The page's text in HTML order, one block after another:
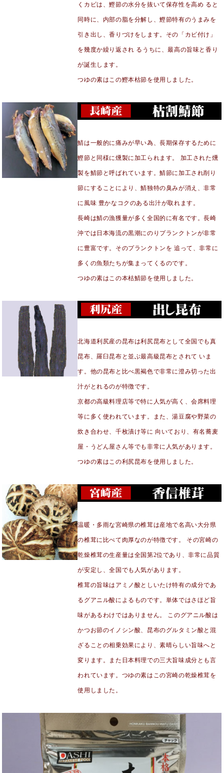
くカビは、鰹節の水分を抜いて保存性を高め ると
同時に、内部の脂を分解し、鰹節特有のうまみを
引き出し、香りづけをします。その「カビ付け」
を幾度か繰り返され るうちに、最高の旨味と香り
が誕生します。
つゆの素はこの鰹本枯節を使用しました。
鯖は一般的に痛みが早い為、長期保存するために
鰹節と同様に燻製に加工られます。 加工された燻
製を鯖節と呼ばれています。鯖節に加工され削り
節にすることにより、鯖独特の臭みが消え、非常
に風味 豊かなコクのある出汁が取れます。
長崎は鯖の漁獲量が多く全国的に有名です。長崎
沖では日本海流の黒潮にのりプランクトンが非常
に豊富です。そのプランクトンを 追って、非常に
多くの魚類たちが集まってくるのです。
つゆの素はこの本枯鯖節を使用しました。
北海道利尻産の昆布は利尻昆布として全国でも真
昆布、羅臼昆布と並ぶ最高級昆布とされて いま
す。他の昆布と比べ黒褐色で非常に澄み切った出
汁がとれるのが特徴です。
京都の高級料理店等で特に人気が高く、会席料理
等に多く使われています。また、湯豆腐や野菜の
炊き合わせ、千枚漬け等に 向いており、有名蕎麦
屋・うどん屋さん等でも非常に人気があります。
つゆの素はこの利尻昆布を使用しました。
温暖・多雨な宮崎県の椎茸は産地で名高い大分県
の椎茸に比べて肉厚なのが特徴です。 その宮崎の
乾燥椎茸の生産量は全国第2位であり、非常に品質
が安定し、全国でも人気があります。
椎茸の旨味はアミノ酸としいたけ特有の成分であ
るグアニル酸によるものです。単体ではさほど旨
味があるわけではありません。 このグアニル酸は
かつお節のイノシン酸、昆布のグルタミン酸と混
ざることの相乗効果により、素晴らしい旨味へと
変ります。また日本料理での三大旨味成分とも言
われています。つゆの素はこの宮崎の乾燥椎茸を
使用しました。